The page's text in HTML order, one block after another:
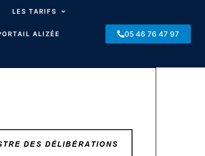
LES TARIFS
ALIZÉE 05 46 76 47 97